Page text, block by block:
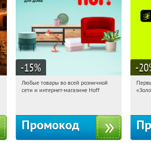
-15%
19:01:31 Получили:
Любые товары во всей розничной
сети и интернет-магазине Hoff
Промокод
-20